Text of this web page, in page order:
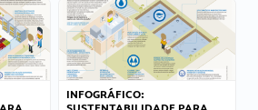
INFOGRÁFICO: